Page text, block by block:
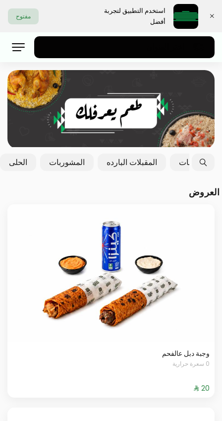
استخدم التطبيق لتجربة
أفضل
مفتوح
الايدامات المقبلات البارده المشوربات الحلى
العروض
وجبة دبل عالفحم
0 سعرة حرارية